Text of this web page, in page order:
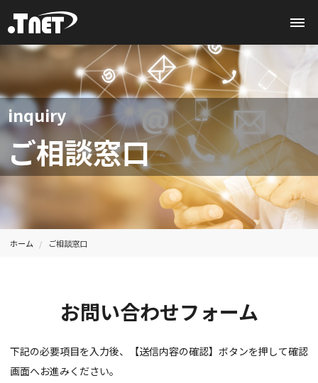
inquiry
ご相談窓口
ホーム ご相談窓口
お問い合わせフォーム
下記の必要項目を入力後、【送信内容の確認】ボタンを押して確認
画面へお進みください。